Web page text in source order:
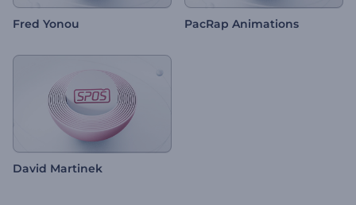
Fred Yonou PacRap Animations
David Martinek